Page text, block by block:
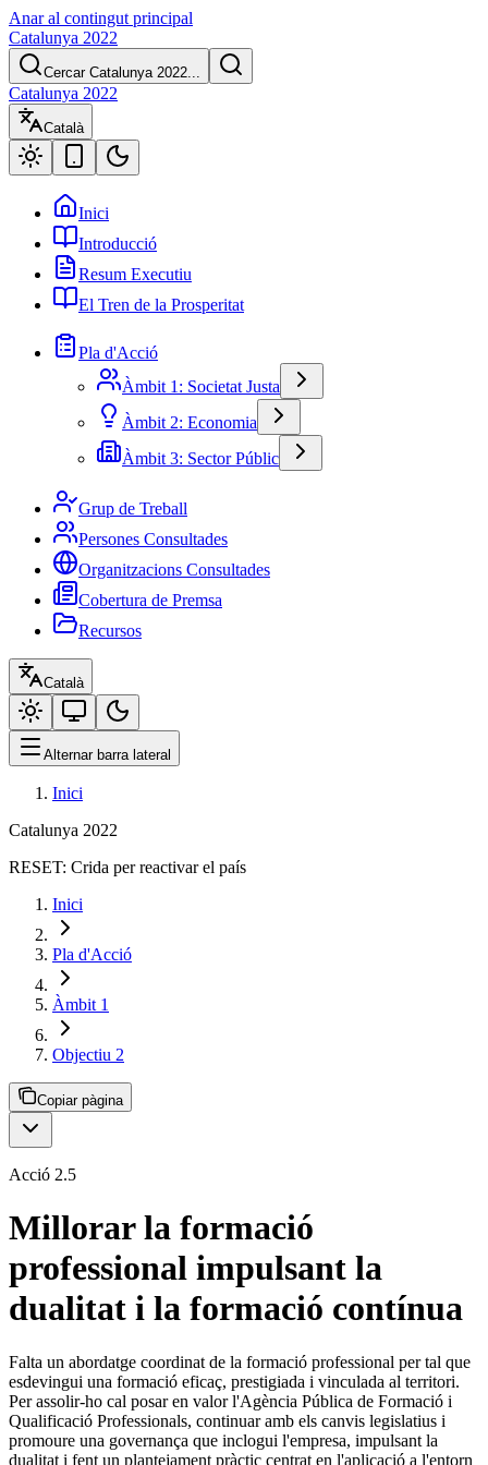
Anar al contingut principal
Catalunya 2022
Cercar Catalunya 2022...
Catalunya 2022
Català
Inici
Introducció
Resum Executiu
El Tren de la Prosperitat
Pla d'Acció
Àmbit 1: Societat Justa
Àmbit 2: Economia
Àmbit 3: Sector Públic
Grup de Treball
Persones Consultades
Organitzacions Consultades
Cobertura de Premsa
Recursos
Català
Alternar barra lateral
Inici
Catalunya 2022
RESET: Crida per reactivar el país
Inici
Pla d'Acció
Àmbit 1
Objectiu 2
Copiar pàgina
Acció 2.5
Millorar la formació
professional impulsant la
dualitat i la formació contínua
Falta un abordatge coordinat de la formació professional per tal que
esdevingui una formació eficaç, prestigiada i vinculada al territori.
Per assolir-ho cal posar en valor l'Agència Pública de Formació i
Qualificació Professionals, continuar amb els canvis legislatius i
promoure una governança que inclogui l'empresa, impulsant la
dualitat i fent un plantejament pràctic centrat en l'aplicació a l'entorn